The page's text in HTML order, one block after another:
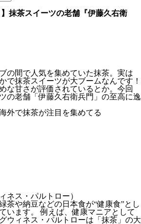
抹茶スイーツの老舗『伊藤久右衛
の間で人気を集めていた抹茶。実は
で抹茶スイーツが大ブームなんです！
な甘さが評価されているとか。今回
の老舗「伊藤久右衛兵門」の至高に逸
外で抹茶が注目を集めてる
ネス・パルトロー）
茶や納豆などの日本食が“健康食”とし
います。 例えば、健康マニアとして
ウィネス・パルトローは「抹茶」の大